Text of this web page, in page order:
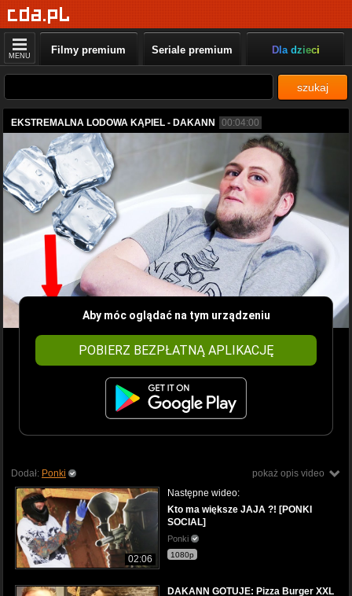
MENU Filmy premium Seriale premium Dla dzieci
szukaj
EKSTREMALNA LODOWA KĄPIEL - DAKANN 00:04:00
Aby móc oglądać na tym urządzeniu
POBIERZ BEZPŁATNĄ APLIKACJĘ
pokaż opis video
Dodał: Ponki
02:06
Następne wideo:
Kto ma większe JAJA ?! [PONKI
SOCIAL]
Ponki
1080p
DAKANN GOTUJE: Pizza Burger XXL